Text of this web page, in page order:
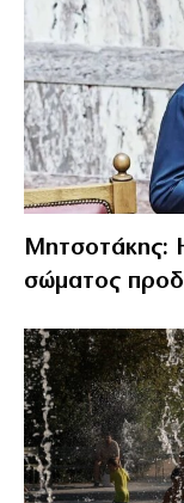
Μητσοτάκης:
σώματος